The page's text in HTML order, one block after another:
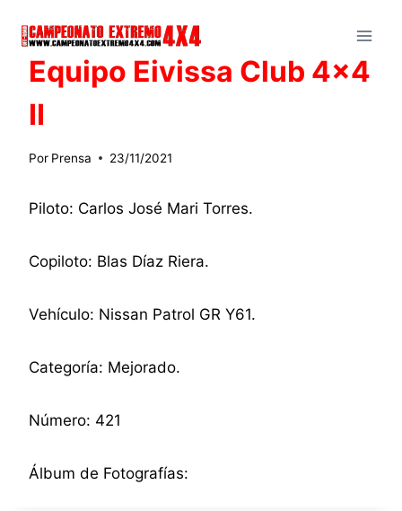
contenidoEquipo Eivissa Club 4×4
II
Por Prensa 23/11/2021
Piloto: Carlos José Mari Torres.
Copiloto: Blas Díaz Riera.
Vehículo: Nissan Patrol GR Y61.
Categoría: Mejorado.
Número: 421
Álbum de Fotografías: